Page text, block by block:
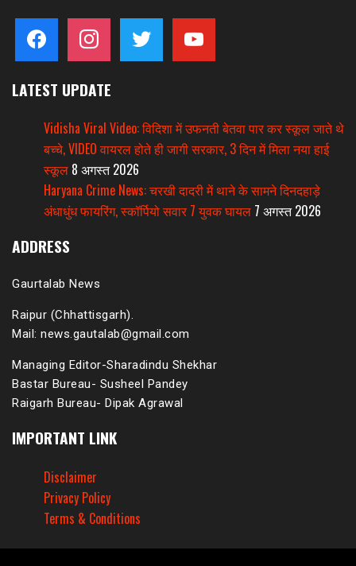
facebook instagram twitter youtube
LATEST UPDATE
Vidisha Viral Video: विदिशा में उफनती बेतवा पार कर स्कूल जाते थे
बच्चे, VIDEO वायरल होते ही जागी सरकार, 3 दिन में मिला नया हाई
स्कूल 8 अगस्त 2026
Haryana Crime News: चरखी दादरी में थाने के सामने दिनदहाड़े
अंधाधुंध फायरिंग, स्कॉर्पियो सवार 7 युवक घायल 7 अगस्त 2026
ADDRESS
Gaurtalab News
Raipur (Chhattisgarh).
Mail: news.gautalab@gmail.com
Managing Editor-Sharadindu Shekhar
Bastar Bureau- Susheel Pandey
Raigarh Bureau- Dipak Agrawal
IMPORTANT LINK
Disclaimer
Privacy Policy
Terms & Conditions